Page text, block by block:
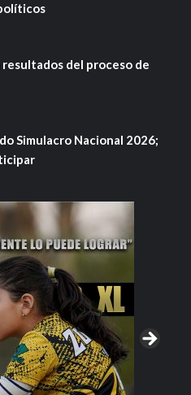
del proceso de
Simulacro Nacional 2026;